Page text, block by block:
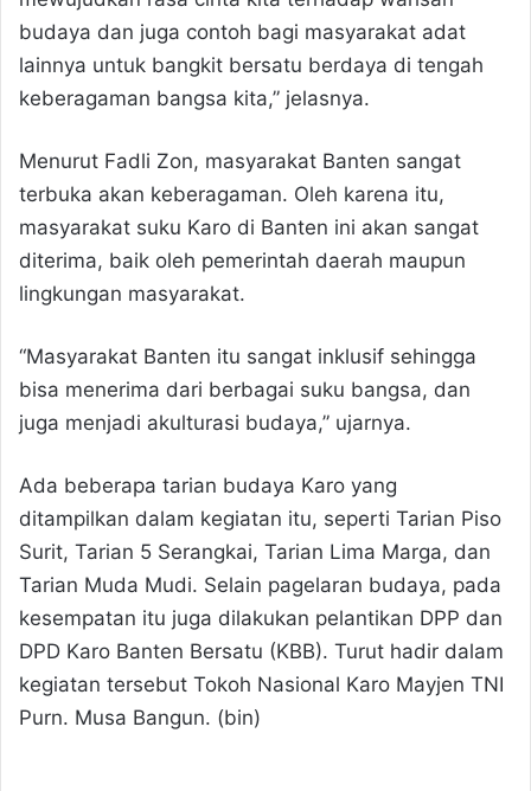
budaya dan juga contoh bagi masyarakat adat
lainnya untuk bangkit bersatu berdaya di tengah
keberagaman bangsa kita,” jelasnya.
Menurut Fadli Zon, masyarakat Banten sangat
terbuka akan keberagaman. Oleh karena itu,
masyarakat suku Karo di Banten ini akan sangat
diterima, baik oleh pemerintah daerah maupun
lingkungan masyarakat.
“Masyarakat Banten itu sangat inklusif sehingga
bisa menerima dari berbagai suku bangsa, dan
juga menjadi akulturasi budaya,” ujarnya.
Ada beberapa tarian budaya Karo yang
ditampilkan dalam kegiatan itu, seperti Tarian Piso
Surit, Tarian 5 Serangkai, Tarian Lima Marga, dan
Tarian Muda Mudi. Selain pagelaran budaya, pada
kesempatan itu juga dilakukan pelantikan DPP dan
DPD Karo Banten Bersatu (KBB). Turut hadir dalam
kegiatan tersebut Tokoh Nasional Karo Mayjen TNI
Purn. Musa Bangun. (bin)